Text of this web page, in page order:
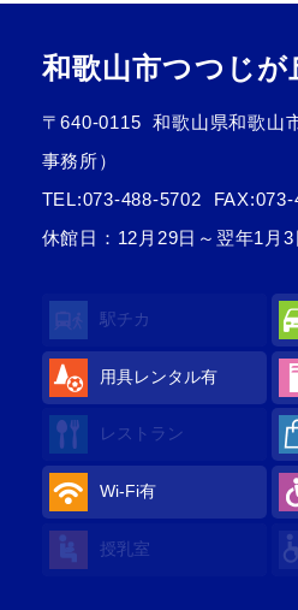
和歌山市つつじが
〒640-0115
和歌山県和歌山
事務所）
TEL:073-488-5702
休館日：12月29日～翌年1月3
駅チカ
用具レンタル有
レストラン
Wi-Fi有
授乳室